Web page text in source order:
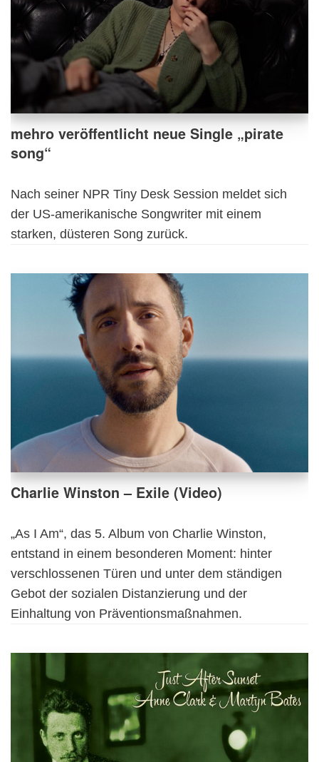
mehro veröffentlicht neue Single „pirate
song“
Nach seiner NPR Tiny Desk Session meldet sich
der US-amerikanische Songwriter mit einem
starken, düsteren Song zurück.
Charlie Winston – Exile (Video)
„As I Am“, das 5. Album von Charlie Winston,
entstand in einem besonderen Moment: hinter
verschlossenen Türen und unter dem ständigen
Gebot der sozialen Distanzierung und der
Einhaltung von Präventionsmaßnahmen.